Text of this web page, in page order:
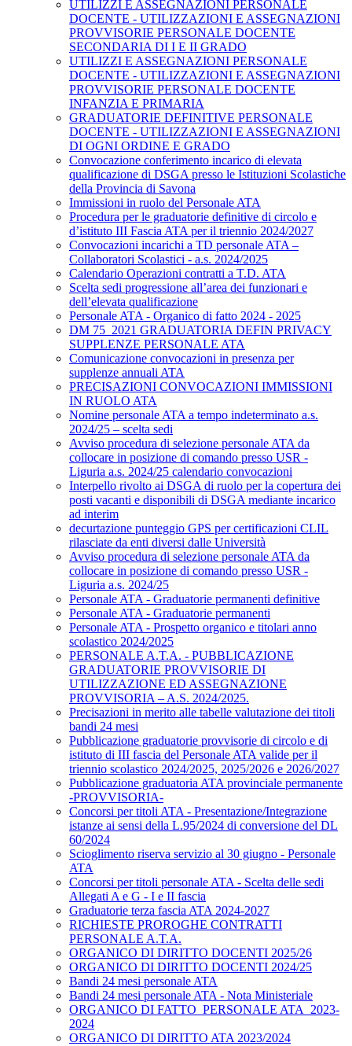
UTILIZZI E ASSEGNAZIONI PERSONALE
DOCENTE - UTILIZZAZIONI E ASSEGNAZIONI
PROVVISORIE PERSONALE DOCENTE
SECONDARIA DI I E II GRADO
UTILIZZI E ASSEGNAZIONI PERSONALE
DOCENTE - UTILIZZAZIONI E ASSEGNAZIONI
PROVVISORIE PERSONALE DOCENTE
INFANZIA E PRIMARIA
GRADUATORIE DEFINITIVE PERSONALE
DOCENTE - UTILIZZAZIONI E ASSEGNAZIONI
DI OGNI ORDINE E GRADO
Convocazione conferimento incarico di elevata
qualificazione di DSGA presso le Istituzioni Scolastiche
della Provincia di Savona
Immissioni in ruolo del Personale ATA
Procedura per le graduatorie definitive di circolo e
d’istituto III Fascia ATA per il triennio 2024/2027
Convocazioni incarichi a TD personale ATA –
Collaboratori Scolastici - a.s. 2024/2025
Calendario Operazioni contratti a T.D. ATA
Scelta sedi progressione all’area dei funzionari e
dell’elevata qualificazione
Personale ATA - Organico di fatto 2024 - 2025
DM 75_2021 GRADUATORIA DEFIN PRIVACY
SUPPLENZE PERSONALE ATA
Comunicazione convocazioni in presenza per
supplenze annuali ATA
PRECISAZIONI CONVOCAZIONI IMMISSIONI
IN RUOLO ATA
Nomine personale ATA a tempo indeterminato a.s.
2024/25 – scelta sedi
Avviso procedura di selezione personale ATA da
collocare in posizione di comando presso USR -
Liguria a.s. 2024/25 calendario convocazioni
Interpello rivolto ai DSGA di ruolo per la copertura dei
posti vacanti e disponibili di DSGA mediante incarico
ad interim
decurtazione punteggio GPS per certificazioni CLIL
rilasciate da enti diversi dalle Università
Avviso procedura di selezione personale ATA da
collocare in posizione di comando presso USR -
Liguria a.s. 2024/25
Personale ATA - Graduatorie permanenti definitive
Personale ATA - Graduatorie permanenti
Personale ATA - Prospetto organico e titolari anno
scolastico 2024/2025
PERSONALE A.T.A. - PUBBLICAZIONE
GRADUATORIE PROVVISORIE DI
UTILIZZAZIONE ED ASSEGNAZIONE
PROVVISORIA – A.S. 2024/2025.
Precisazioni in merito alle tabelle valutazione dei titoli
bandi 24 mesi
Pubblicazione graduatorie provvisorie di circolo e di
istituto di III fascia del Personale ATA valide per il
triennio scolastico 2024/2025, 2025/2026 e 2026/2027
Pubblicazione graduatoria ATA provinciale permanente
-PROVVISORIA-
Concorsi per titoli ATA - Presentazione/Integrazione
istanze ai sensi della L.95/2024 di conversione del DL
60/2024
Scioglimento riserva servizio al 30 giugno - Personale
ATA
Concorsi per titoli personale ATA - Scelta delle sedi
Allegati A e G - I e II fascia
Graduatorie terza fascia ATA 2024-2027
RICHIESTE PROROGHE CONTRATTI
PERSONALE A.T.A.
ORGANICO DI DIRITTO DOCENTI 2025/26
ORGANICO DI DIRITTO DOCENTI 2024/25
Bandi 24 mesi personale ATA
Bandi 24 mesi personale ATA - Nota Ministeriale
ORGANICO DI FATTO_PERSONALE ATA_2023-
2024
ORGANICO DI DIRITTO ATA 2023/2024